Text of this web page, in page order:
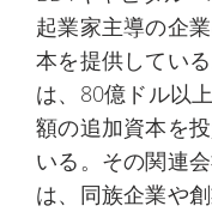
起業家主導の企
本を提供してい
は、80億ドル以
額の追加資本を
いる。その関連
は、同族企業や